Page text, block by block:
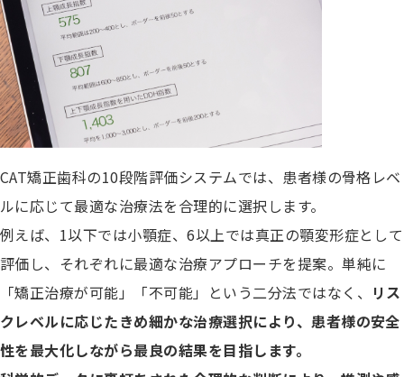
CAT矯正歯科の10段階評価システムでは、患者様の骨格レベ
ルに応じて最適な治療法を合理的に選択します。
例えば、1以下では小顎症、6以上では真正の顎変形症として
評価し、それぞれに最適な治療アプローチを提案。単純に
「矯正治療が可能」「不可能」という二分法ではなく、 リス
クレベルに応じたきめ細かな治療選択により、患者様の安全
性を最大化しながら最良の結果を目指します。